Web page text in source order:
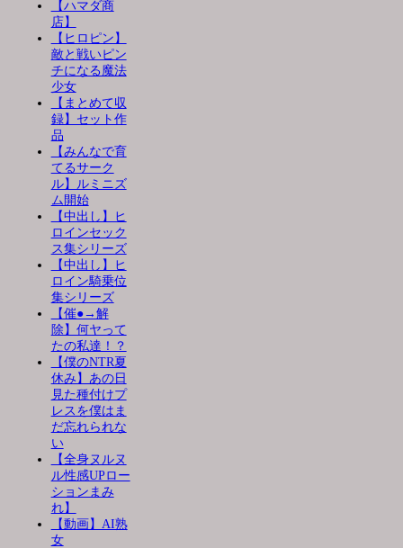
【ハマダ商
店】
【ヒロピン】
敵と戦いピン
チになる魔法
少女
【まとめて収
録】セット作
品
【みんなで育
てるサーク
ル】ルミニズ
ム開始
【中出し】ヒ
ロインセック
ス集シリーズ
【中出し】ヒ
ロイン騎乗位
集シリーズ
【催●→解
除】何ヤって
たの私達！？
【僕のNTR夏
休み】あの日
見た種付けプ
レスを僕はま
だ忘れられな
い
【全身ヌルヌ
ル性感UPロー
ションまみ
れ】
【動画】AI熟
女